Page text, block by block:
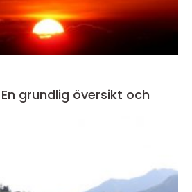
grundlig översikt och